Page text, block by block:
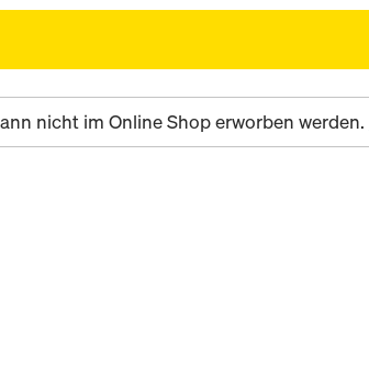
nicht im Online Shop erworben werden.